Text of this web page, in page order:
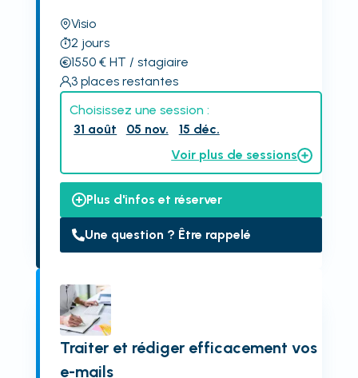
Visio
2 jours
1550€ HT / stagiaire
3 places restantes
Choisissez une session :
31 août
05 nov.
15 déc.
Voir plus de sessions
Plus d'infos et réserver
Une question ? Être rappelé
Traiter et rédiger efficacement vos
e-mails